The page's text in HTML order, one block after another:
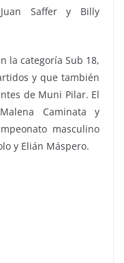
Saffer y Billy
la categoría Sub 18,
y que también
de Muni Pilar. El
Caminata y
masculino
y Elián Máspero.